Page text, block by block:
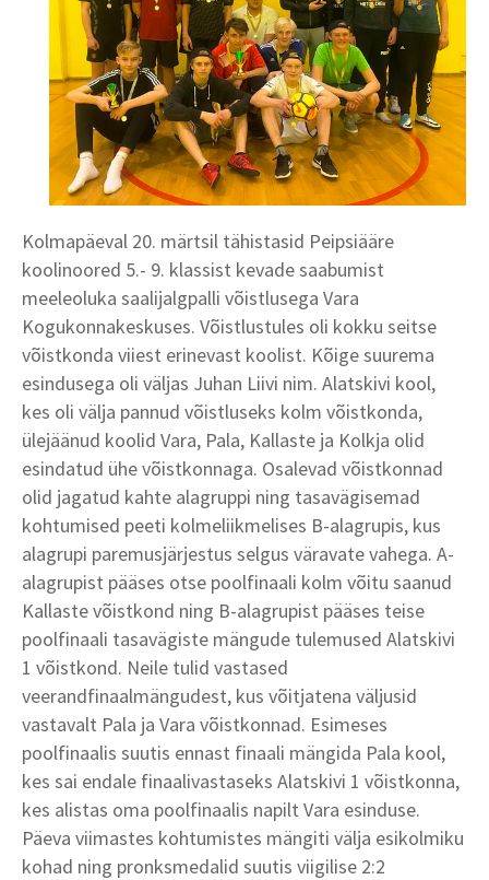
Kolmapäeval 20. märtsil tähistasid Peipsiääre
koolinoored 5.- 9. klassist kevade saabumist
meeleoluka saalijalgpalli võistlusega Vara
Kogukonnakeskuses. Võistlustules oli kokku seitse
võistkonda viiest erinevast koolist. Kõige suurema
esindusega oli väljas Juhan Liivi nim. Alatskivi kool,
kes oli välja pannud võistluseks kolm võistkonda,
ülejäänud koolid Vara, Pala, Kallaste ja Kolkja olid
esindatud ühe võistkonnaga. Osalevad võistkonnad
olid jagatud kahte alagruppi ning tasavägisemad
kohtumised peeti kolmeliikmelises B-alagrupis, kus
alagrupi paremusjärjestus selgus väravate vahega. A-
alagrupist pääses otse poolfinaali kolm võitu saanud
Kallaste võistkond ning B-alagrupist pääses teise
poolfinaali tasavägiste mängude tulemused Alatskivi
1 võistkond. Neile tulid vastased
veerandfinaalmängudest, kus võitjatena väljusid
vastavalt Pala ja Vara võistkonnad. Esimeses
poolfinaalis suutis ennast finaali mängida Pala kool,
kes sai endale finaalivastaseks Alatskivi 1 võistkonna,
kes alistas oma poolfinaalis napilt Vara esinduse.
Päeva viimastes kohtumistes mängiti välja esikolmiku
kohad ning pronksmedalid suutis viigilise 2:2